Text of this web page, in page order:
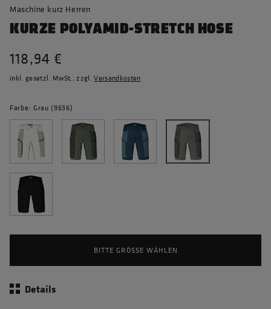
Maschine kurz Herren
KURZE POLYAMID-STRETCH HOSE
118,94 €
inkl. gesetzl. MwSt., zzgl.Versandkosten
Farbe: Grau (9636)
BITTE GRÖSSE WÄHLEN
Details